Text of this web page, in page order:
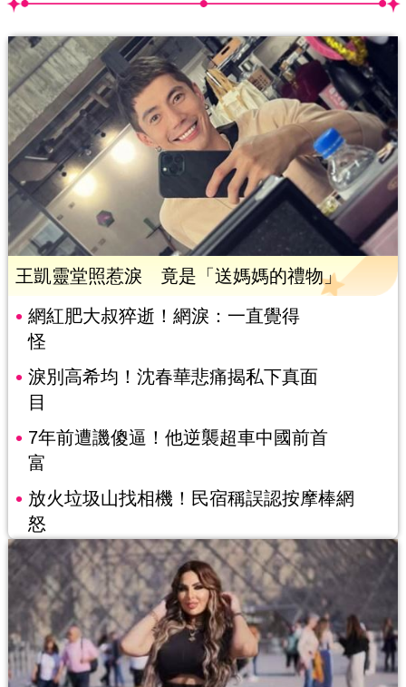
王凱靈堂照惹淚 竟是「送媽媽的禮物」
網紅肥大叔猝逝！網淚：一直覺得
怪
淚別高希均！沈春華悲痛揭私下真面
目
7年前遭譏傻逼！他逆襲超車中國前首
富
放火垃圾山找相機！民宿稱誤認按摩棒網
怒